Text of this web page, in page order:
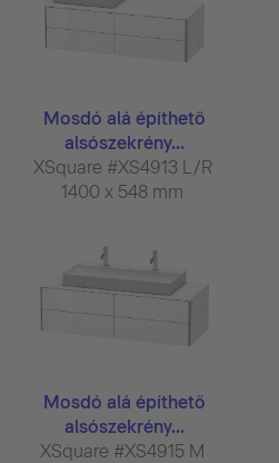
Mosdó alá építhető
alsószekrény...
XSquare #XS4913 L/R
1400 x 548 mm
Mosdó alá építhető
alsószekrény...
XSquare #XS4915 M